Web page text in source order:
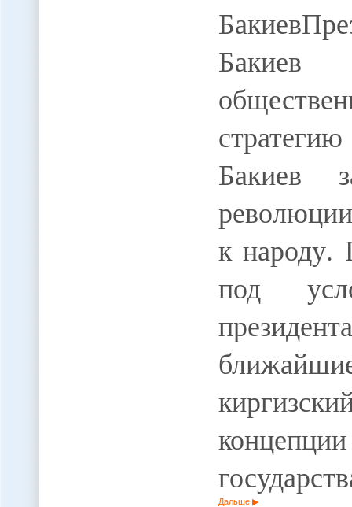
Бакиев
к народу.
под
Дальше